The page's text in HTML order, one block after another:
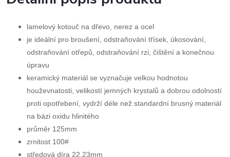
lamelový kotouč na dřevo, nerez a ocel
je ideální pro broušení, odstraňování třísek, úkosování,
odstraňování otřepů, odstraňování rzi, čištění a konečnou
úpravu
keramický materiál se vyznačuje velkou hodnotou
houževnatosti, velikostí jemných krystalů a dobrou odolností
proti opotřebení, vydrží déle než standardní brusný materiál
na bázi oxidu hlinitého
průměr 125mm
zrnitost 100#
středová díra 22,23mm